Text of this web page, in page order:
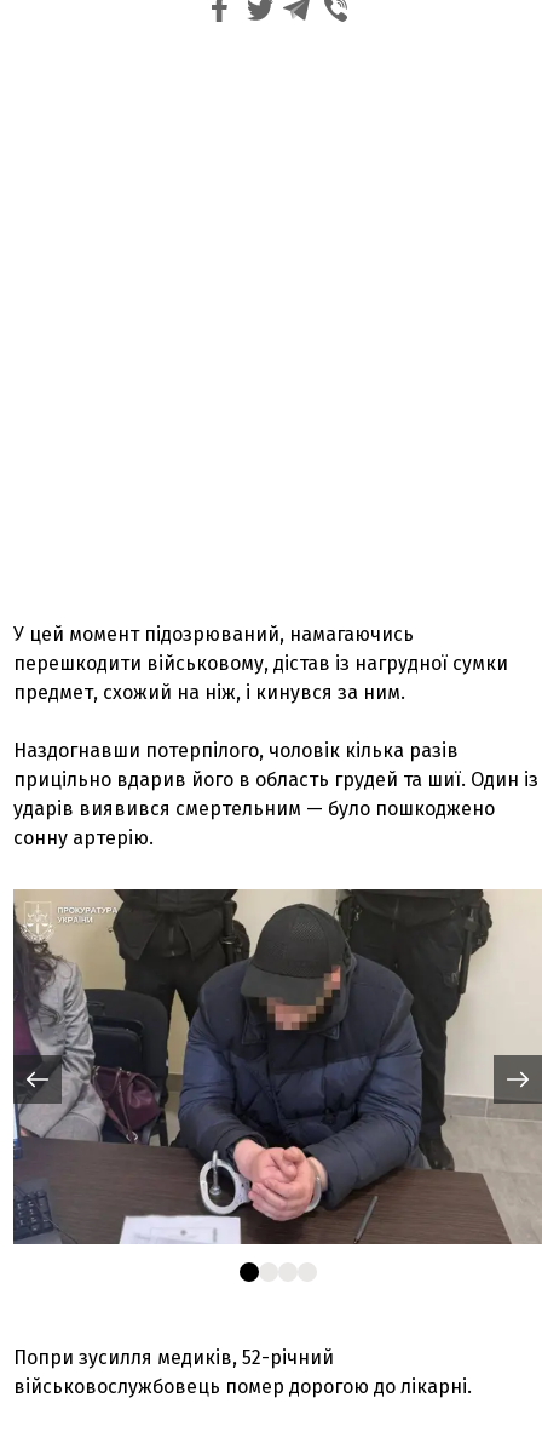
У цей момент підозрюваний, намагаючись
перешкодити військовому, дістав із нагрудної сумки
предмет, схожий на ніж, і кинувся за ним.
Наздогнавши потерпілого, чоловік кілька разів
прицільно вдарив його в область грудей та шиї. Один із
ударів виявився смертельним — було пошкоджено
сонну артерію.
Попри зусилля медиків, 52-річний
військовослужбовець помер дорогою до лікарні.